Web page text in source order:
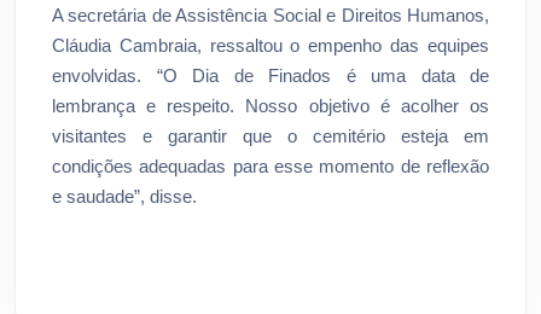
A secretária de Assistência Social e Direitos Humanos,
Cláudia Cambraia, ressaltou o empenho das equipes
envolvidas. “O Dia de Finados é uma data de
lembrança e respeito. Nosso objetivo é acolher os
visitantes e garantir que o cemitério esteja em
condições adequadas para esse momento de reflexão
e saudade”, disse.